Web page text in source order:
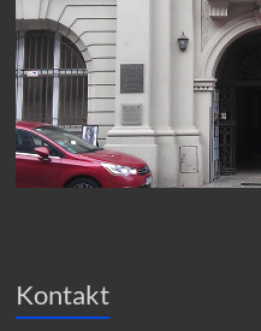
Kontakt